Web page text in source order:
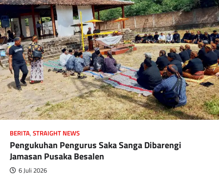
BERITA, STRAIGHT NEWS
Pengukuhan Pengurus Saka Sanga Dibarengi
Jamasan Pusaka Besalen
6 Juli 2026